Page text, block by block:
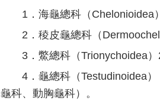
1．海龜總科（Chelonioidea
2．稜皮龜總科（
3．鱉總科（Trionychoidea
4．龜總科（Testudinoidea
龜科、動胸龜科）。